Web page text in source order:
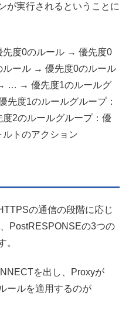
が実行されるということに
先度0のルール → 優先度0
ルール → 優先度0のルール
… → 優先度1のルールグ
先度1のルールグループ：
2のルールグループ：優
トのアクション
の通信の段階に応じ
PostRESPONSEの3つの
。
を出し、Proxyが
ールを適用するのが